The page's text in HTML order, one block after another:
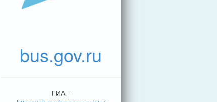
bus.gov.ru
ГИА -